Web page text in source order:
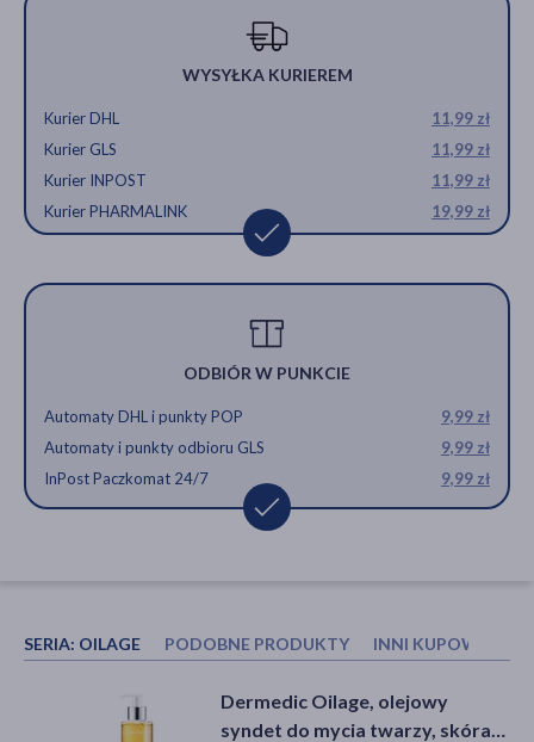
WYSYŁKA KURIEREM
Kurier DHL
11,99 zł
Kurier GLS
11,99 zł
Kurier INPOST
11,99 zł
Kurier PHARMALINK
19,99 zł
ODBIÓR W PUNKCIE
Automaty DHL i punkty POP
9,99 zł
Automaty i punkty odbioru GLS
9,99 zł
InPost Paczkomat 24/7
9,99 zł
SERIA: OILAGE PODOBNE PRODUKTY INNI KUPOWALI
Skinimal D, krem korygujący pod
oczy, 15 ml
Dermedic Oilage, naprawczy
krem na noc przywracający
Dermedic Oilage, olejowy
syndet do mycia twarzy, skóra